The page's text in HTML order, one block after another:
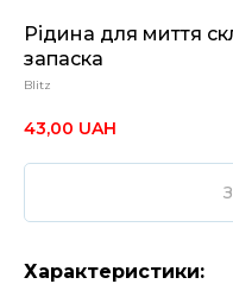
Рідина для миття
запаска
Blitz
43,00 UAH
Характеристики: